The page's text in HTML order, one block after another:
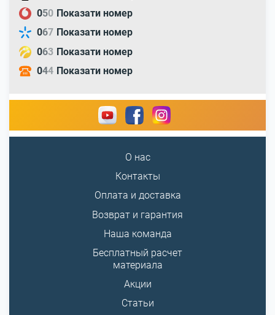
050 Показати номер
067 Показати номер
063 Показати номер
044 Показати номер
О нас
Контакты
Оплата и доставка
Возврат и гарантия
Наша команда
Бесплатный расчет
материала
Акции
Статьи